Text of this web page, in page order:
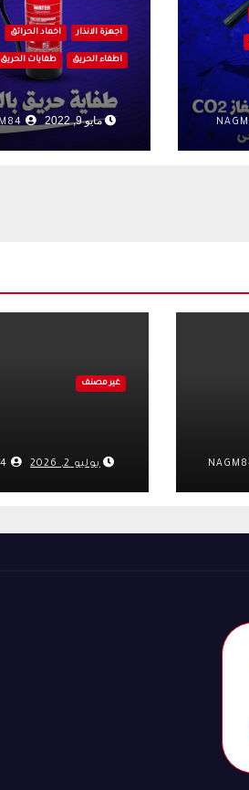
اجهزة الانذار اخماد الحرائق
اطفاء الحريق طفايات الحريق
مايو 9, 2022 NAGM84
غير مصنف
يوليو 2, 2026